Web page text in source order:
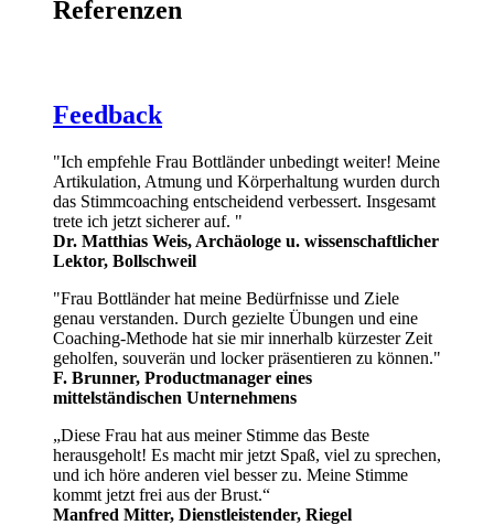
Referenzen
Feedback
"Ich empfehle Frau Bottländer unbedingt weiter! Meine
Artikulation, Atmung und Körperhaltung wurden durch
das Stimmcoaching entscheidend verbessert. Insgesamt
trete ich jetzt sicherer auf. "
Dr. Matthias Weis, Archäologe u. wissenschaftlicher
Lektor, Bollschweil
"Frau Bottländer hat meine Bedürfnisse und Ziele
genau verstanden. Durch gezielte Übungen und eine
Coaching-Methode hat sie mir innerhalb kürzester Zeit
geholfen, souverän und locker präsentieren zu können."
F. Brunner, Productmanager eines
mittelständischen Unternehmens
„Diese Frau hat aus meiner Stimme das Beste
herausgeholt! Es macht mir jetzt Spaß, viel zu sprechen,
und ich höre anderen viel besser zu. Meine Stimme
kommt jetzt frei aus der Brust.“
Manfred Mitter, Dienstleistender, Riegel